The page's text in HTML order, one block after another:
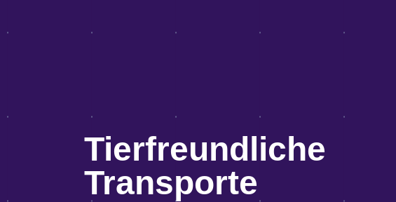
Tierfreundliche
Transporte